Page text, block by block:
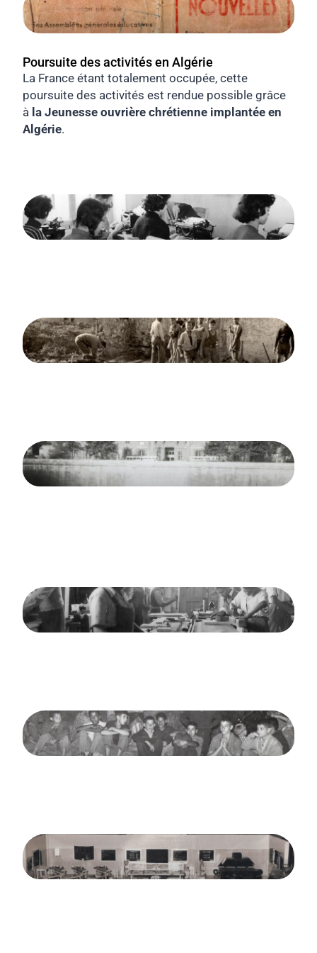
Poursuite des activités en Algérie
La France étant totalement occupée, cette
poursuite des activités est rendue possible grâce
à la Jeunesse ouvrière chrétienne implantée en
Algérie.